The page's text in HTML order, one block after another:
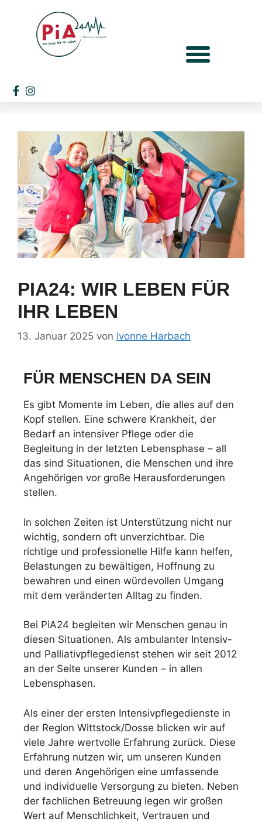
PIA24: WIR LEBEN FÜR
IHR LEBEN
13. Januar 2025 von Ivonne Harbach
FÜR MENSCHEN DA SEIN
Es gibt Momente im Leben, die alles auf den
Kopf stellen. Eine schwere Krankheit, der
Bedarf an intensiver Pflege oder die
Begleitung in der letzten Lebensphase – all
das sind Situationen, die Menschen und ihre
Angehörigen vor große Herausforderungen
stellen.
In solchen Zeiten ist Unterstützung nicht nur
wichtig, sondern oft unverzichtbar. Die
richtige und professionelle Hilfe kann helfen,
Belastungen zu bewältigen, Hoffnung zu
bewahren und einen würdevollen Umgang
mit dem veränderten Alltag zu finden.
Bei PiA24 begleiten wir Menschen genau in
diesen Situationen. Als ambulanter Intensiv-
und Palliativpflegedienst stehen wir seit 2012
an der Seite unserer Kunden – in allen
Lebensphasen.
Als einer der ersten Intensivpflegedienste in
der Region Wittstock/Dosse blicken wir auf
viele Jahre wertvolle Erfahrung zurück. Diese
Erfahrung nutzen wir, um unseren Kunden
und deren Angehörigen eine umfassende
und individuelle Versorgung zu bieten. Neben
der fachlichen Betreuung legen wir großen
Wert auf Menschlichkeit, Vertrauen und